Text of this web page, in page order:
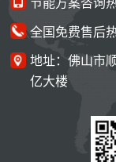
全国免费售后
地址：佛山市
亿大楼